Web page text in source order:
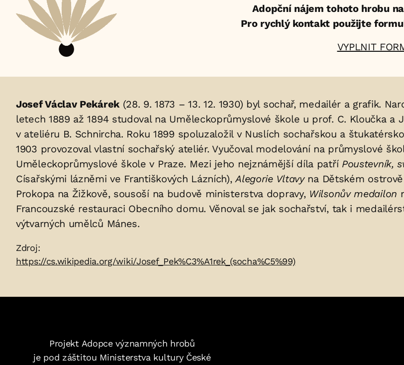
Adopční nájem tohoto hrobu
Pro rychlý kontakt použijte
VYPLNIT
Životopis
osoby/osob
uložených
v
hrobu:
Josef Václav Pekárek(28. 9. 1873 – 13. 12. 1930) byl sochař, medailér a grafik.
letech 1889 až 1894 studoval na Uměleckoprůmyslové škole u prof. C. Kloučka a
v ateliéru B. Schnircha. Roku 1899 spoluzaložil v Nuslích sochařskou a
1903 provozoval vlastní sochařský ateliér. Vyučoval modelování na průmyslové
Uměleckoprůmyslové škole v Praze. Mezi jeho nejznámější díla patří Poustevník,
Císařskými lázněmi ve Františkových Lázních),Alegorie Vltavyna Dětském ostrově
Prokopa na Žižkově, sousoší na budově ministerstva dopravy, Wilsonův medailon
Francouzské restauraci Obecního domu. Věnoval se jak sochařství, tak i
výtvarných umělců Mánes.
Zdroje:
Zdroj:
https://cs.wikipedia.org/wiki/Josef_Pek%C3%A1rek_(socha%C5%99)
Projekt Adopce významných hrobů
je pod záštitou Ministerstva kultury České